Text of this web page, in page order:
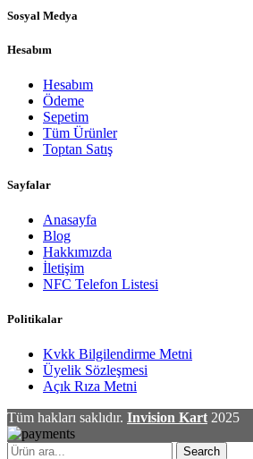
Sosyal Medya
Hesabım
Hesabım
Ödeme
Sepetim
Tüm Ürünler
Toptan Satış
Sayfalar
Anasayfa
Blog
Hakkımızda
İletişim
NFC Telefon Listesi
Politikalar
Kvkk Bilgilendirme Metni
Üyelik Sözleşmesi
Açık Rıza Metni
Tüm hakları saklıdır. Invision Kart 2025
Search